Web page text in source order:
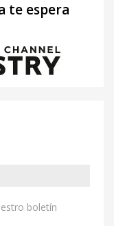
te espera
boletín